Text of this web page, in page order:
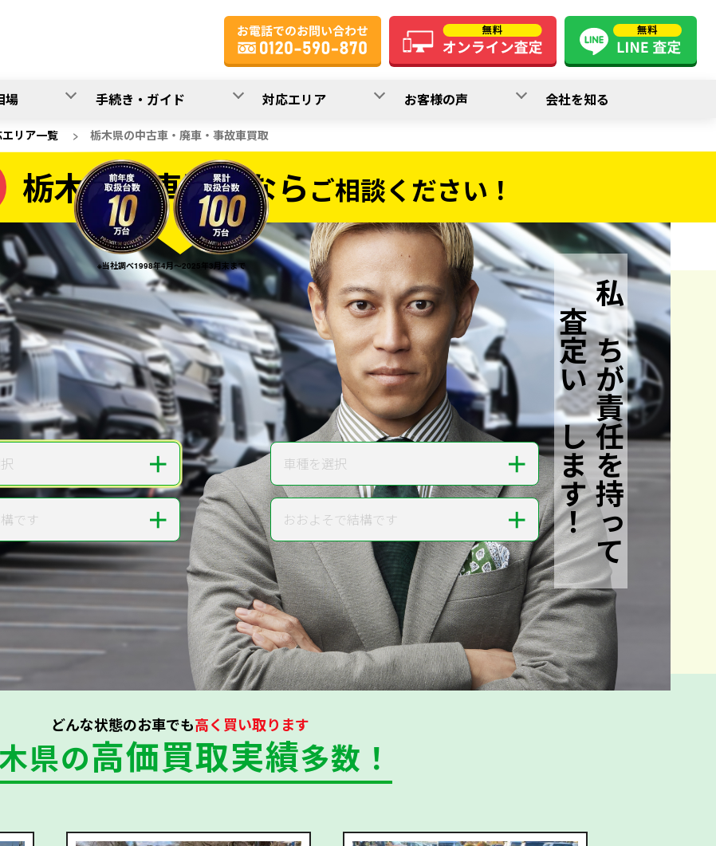
場 手続き・ガイド 対応エリア お客様の声 会社を知る
リア一覧 > 栃木県の中古車・廃車・事故車買取
ら
案。
※当社調べ1998年4月～2025年3月末まで
私たちが責任を持って
査定いたします！
栃木県の車買取ならご相談ください！
20秒で入力完了！
無料でカンタンWeb査定
ご依頼いただいたお車を丁寧に査定いたします
＋ 車種 車種を選択 ＋
です ＋ 走行距離 おおよそで結構です ＋
無料で査定する
どんな状態のお車でも高く買い取ります
県の高価買取実績多数！